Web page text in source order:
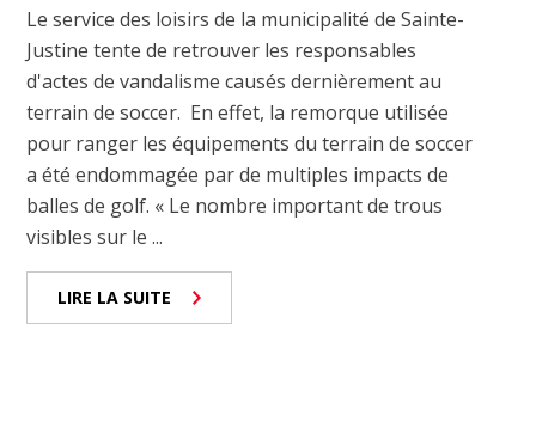
Le service des loisirs de la municipalité de Sainte-
Justine tente de retrouver les responsables
d'actes de vandalisme causés dernièrement au
terrain de soccer. En effet, la remorque utilisée
pour ranger les équipements du terrain de soccer
a été endommagée par de multiples impacts de
balles de golf. « Le nombre important de trous
visibles sur le ...
LIRE LA SUITE